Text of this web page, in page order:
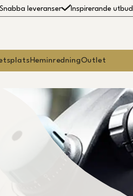
Snabba leveranser Inspirerande utbud
HeminredningOutlet